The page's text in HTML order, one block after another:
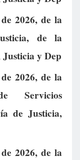
2026, de la
de la
y Dep
2026, de la
Servicios
de Justicia,
2026, de la